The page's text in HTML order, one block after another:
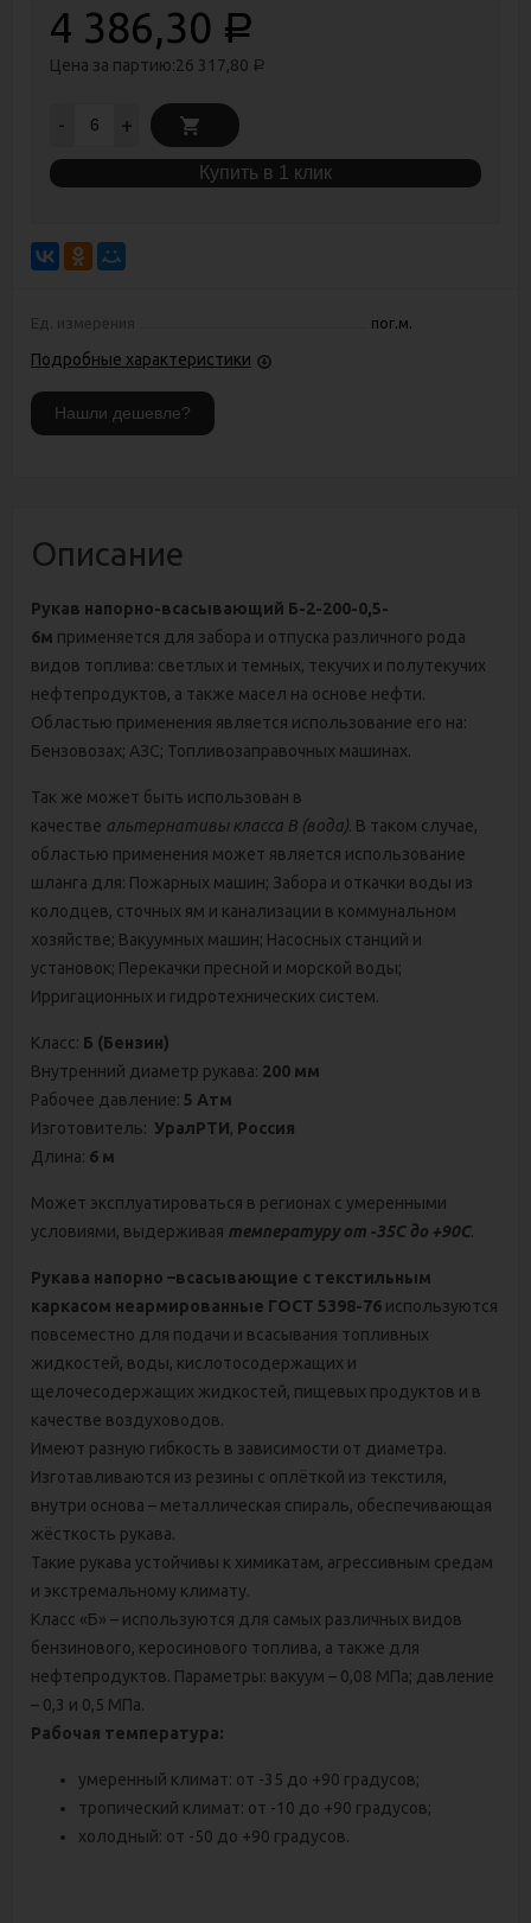
4 386,30 Р
Цена за партию:26 317,80 Р
- +
Купить в 1 клик
Ед. измерения пог.м.
Подробные характеристики
Описание
Рукав напорно-всасывающий Б-2-200-0,5-
6м применяется для забора и отпуска различного рода
видов топлива: светлых и темных, текучих и полутекучих
нефтепродуктов, а также масел на основе нефти.
Областью применения является использование его на:
Бензовозах; АЗС; Топливозаправочных машинах.
Так же может быть использован в
качестве альтернативы класса В (вода). В таком случае,
областью применения может является использование
шланга для: Пожарных машин; Забора и откачки воды из
колодцев, сточных ям и канализации в коммунальном
хозяйстве; Вакуумных машин; Насосных станций и
установок; Перекачки пресной и морской воды;
Ирригационных и гидротехнических систем.
Класс: Б (Бензин)
Внутренний диаметр рукава: 200 мм
Рабочее давление: 5 Атм
Изготовитель: УралРТИ, Россия
Длина: 6 м
Может эксплуатироваться в регионах с умеренными
условиями, выдерживая температуру от -35С до +90С.
Рукава напорно –всасывающие с текстильным
каркасом неармированные ГОСТ 5398-76 используются
повсеместно для подачи и всасывания топливных
жидкостей, воды, кислотосодержащих и
щелочесодержащих жидкостей, пищевых продуктов и в
качестве воздуховодов.
Имеют разную гибкость в зависимости от диаметра.
Изготавливаются из резины с оплёткой из текстиля,
внутри основа – металлическая спираль, обеспечивающая
жёсткость рукава.
Такие рукава устойчивы к химикатам, агрессивным средам
и экстремальному климату.
Класс «Б» – используются для самых различных видов
бензинового, керосинового топлива, а также для
нефтепродуктов. Параметры: вакуум – 0,08 МПа; давление
– 0,3 и 0,5 МПа.
Рабочая температура:
умеренный климат: от -35 до +90 градусов;
тропический климат: от -10 до +90 градусов;
холодный: от -50 до +90 градусов.